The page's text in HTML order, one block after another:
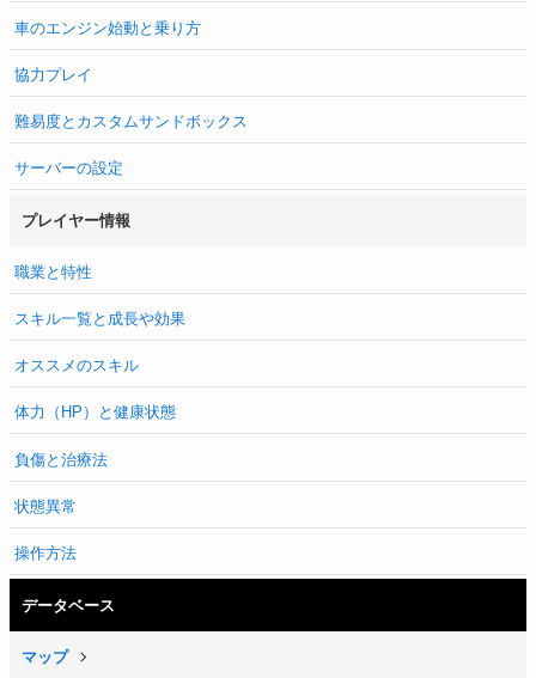
車のエンジン始動と乗り方
協力プレイ
難易度とカスタムサンドボックス
サーバーの設定
プレイヤー情報
職業と特性
スキル一覧と成長や効果
オススメのスキル
体力（HP）と健康状態
負傷と治療法
状態異常
操作方法
データベース
マップ